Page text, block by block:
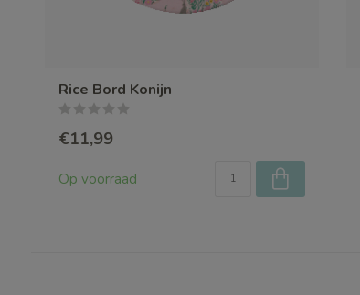
Rice Bord Konijn
€11,99
Op voorraad